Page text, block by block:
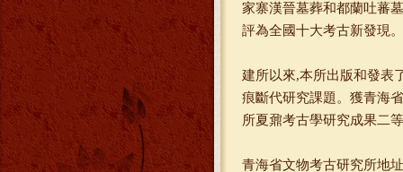
家寨漢晉墓葬和都蘭吐蕃
評為全國十大考古新發現。
建所以來,本所出版和發表
痕斷代研究課題。獲青海
所夏鼐考古學研究成果二
青海省文物考古研究所地